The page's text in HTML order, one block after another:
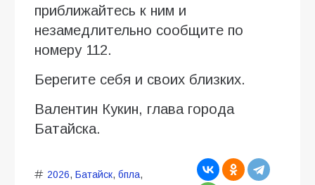
приближайтесь к ним и
незамедлительно сообщите по
номеру 112.
Берегите себя и своих близких.
Валентин Кукин, глава города
Батайска.
2026, Батайск, бпла,